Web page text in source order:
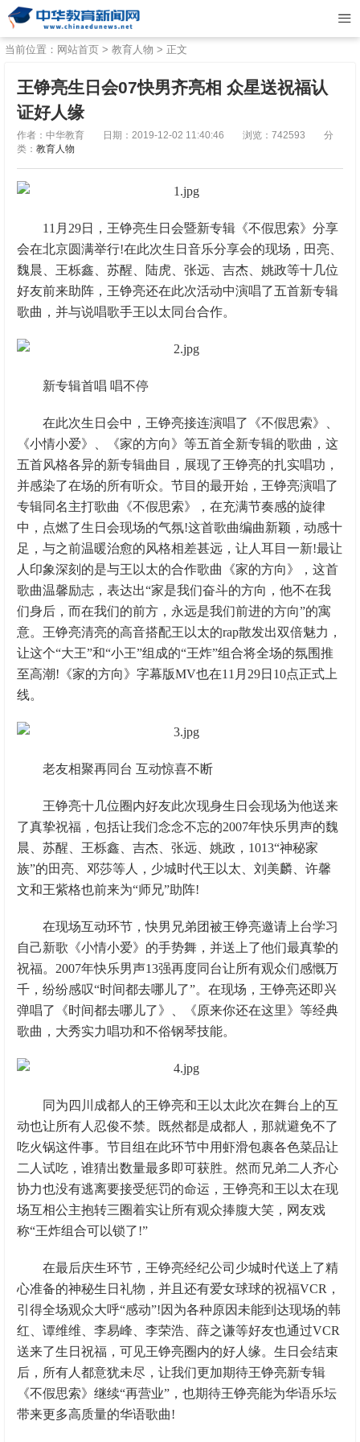
当前位置： 网站首页 > 教育人物 > 正文
王铮亮生日会07快男齐亮相 众星送祝福认
证好人缘
作者：中华教育 日期：2019-12-02 11:40:46 浏览：742593
分
类： 教育人物
11月29日，王铮亮生日会暨新专辑《不假思索》分享
会在北京圆满举行!在此次生日音乐分享会的现场，田亮、
魏晨、王栎鑫、苏醒、陆虎、张远、吉杰、姚政等十几位
好友前来助阵，王铮亮还在此次活动中演唱了五首新专辑
歌曲，并与说唱歌手王以太同台合作。
新专辑首唱 唱不停
在此次生日会中，王铮亮接连演唱了《不假思索》、
《小情小爱》、《家的方向》等五首全新专辑的歌曲，这
五首风格各异的新专辑曲目，展现了王铮亮的扎实唱功，
并感染了在场的所有听众。节目的最开始，王铮亮演唱了
专辑同名主打歌曲《不假思索》，在充满节奏感的旋律
中，点燃了生日会现场的气氛!这首歌曲编曲新颖，动感十
足，与之前温暖治愈的风格相差甚远，让人耳目一新!最让
人印象深刻的是与王以太的合作歌曲《家的方向》，这首
歌曲温馨励志，表达出“家是我们奋斗的方向，他不在我
们身后，而在我们的前方，永远是我们前进的方向”的寓
意。王铮亮清亮的高音搭配王以太的rap散发出双倍魅力，
让这个“大王”和“小王”组成的“王炸”组合将全场的氛围推
至高潮!《家的方向》字幕版MV也在11月29日10点正式上
线。
老友相聚再同台 互动惊喜不断
王铮亮十几位圈内好友此次现身生日会现场为他送来
了真挚祝福，包括让我们念念不忘的2007年快乐男声的魏
晨、苏醒、王栎鑫、吉杰、张远、姚政，1013“神秘家
族”的田亮、邓莎等人，少城时代王以太、刘美麟、许馨
文和王紫格也前来为“师兄”助阵!
在现场互动环节，快男兄弟团被王铮亮邀请上台学习
自己新歌《小情小爱》的手势舞，并送上了他们最真挚的
祝福。2007年快乐男声13强再度同台让所有观众们感慨万
千，纷纷感叹“时间都去哪儿了”。在现场，王铮亮还即兴
弹唱了《时间都去哪儿了》、《原来你还在这里》等经典
歌曲，大秀实力唱功和不俗钢琴技能。
同为四川成都人的王铮亮和王以太此次在舞台上的互
动也让所有人忍俊不禁。既然都是成都人，那就避免不了
吃火锅这件事。节目组在此环节中用虾滑包裹各色菜品让
二人试吃，谁猜出数量最多即可获胜。然而兄弟二人齐心
协力也没有逃离要接受惩罚的命运，王铮亮和王以太在现
场互相公主抱转三圈着实让所有观众捧腹大笑，网友戏
称“王炸组合可以锁了!”
在最后庆生环节，王铮亮经纪公司少城时代送上了精
心准备的神秘生日礼物，并且还有爱女球球的祝福VCR，
引得全场观众大呼“感动”!因为各种原因未能到达现场的韩
红、谭维维、李易峰、李荣浩、薛之谦等好友也通过VCR
送来了生日祝福，可见王铮亮圈内的好人缘。生日会结束
后，所有人都意犹未尽，让我们更加期待王铮亮新专辑
《不假思索》继续“再营业”，也期待王铮亮能为华语乐坛
带来更多高质量的华语歌曲!